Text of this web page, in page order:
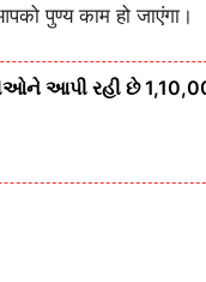
पुण्य काम हो जाएंगा।
આપી રહી છે